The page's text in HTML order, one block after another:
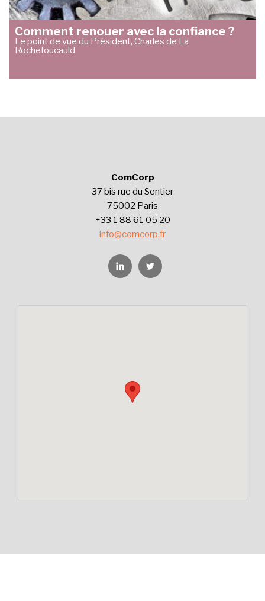
Comment renouer avec la confiance ?
Le point de vue du Président, Charles de La
Rochefoucauld
ComCorp
37 bis rue du Sentier
75002 Paris
+33 1 88 61 05 20
info@comcorp.fr
LinkedinTwitter